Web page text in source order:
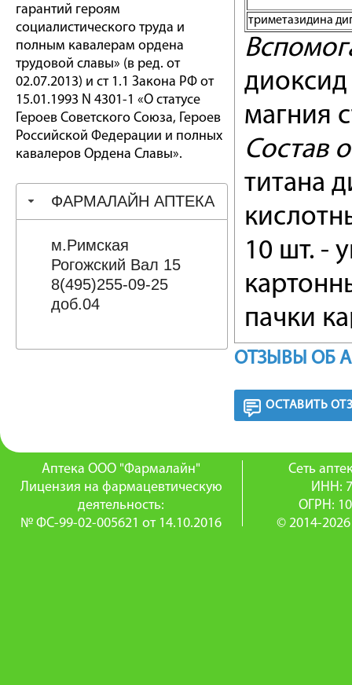
гарантий героям
социалистического труда и
полным кавалерам ордена
трудовой славы» (в ред. от
02.07.2013) и ст 1.1 Закона РФ от
15.01.1993 N 4301-1 «О статусе
Героев Советского Союза, Героев
Российской Федерации и полных
кавалеров Ордена Славы».
ФАРМАЛАЙН АПТЕКА
м.Римская
Рогожский Вал 15
8(495)255-09-25
доб.04
триметазидина
магния
Состав
титана
10 шт. -
пачки
шт. -
ОТЗЫВЫ ОБ
ОСТАВИТЬ
Аптека ООО "Фармалайн"
Лицензия на фармацевтическую
деятельность:
№ ФС-99-02-005621 от 14.10.2016
Сеть
ИНН:
ОГРН:
© 2014-